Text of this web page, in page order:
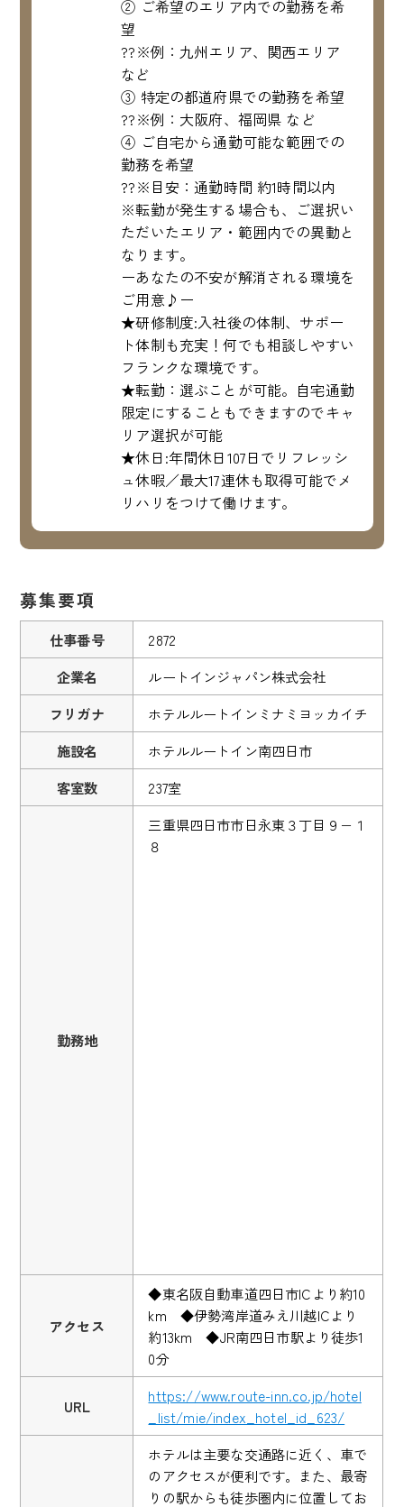
② ご希望のエリア内での勤務を希
望
??※例：九州エリア、関西エリア
など
③ 特定の都道府県での勤務を希望
??※例：大阪府、福岡県 など
④ ご自宅から通勤可能な範囲での
勤務を希望
??※目安：通勤時間 約1時間以内
※転勤が発生する場合も、ご選択い
ただいたエリア・範囲内での異動と
なります。
ーあなたの不安が解消される環境を
ご用意♪ー
★研修制度:入社後の体制、サポー
ト体制も充実！何でも相談しやすい
フランクな環境です。
★転勤：選ぶことが可能。自宅通勤
限定にすることもできますのでキャ
リア選択が可能
★休日:年間休日107日でリフレッシ
ュ休暇／最大17連休も取得可能でメ
リハリをつけて働けます。
募集要項
仕事番号
2872
企業名
ルートインジャパン株式会社
フリガナ
ホテルルートインミナミヨッカイチ
施設名
ホテルルートイン南四日市
客室数
237室
勤務地
三重県四日市市日永東３丁目９−１
８
アクセス
◆東名阪自動車道四日市ICより約10
km ◆伊勢湾岸道みえ川越ICより
約13km ◆JR南四日市駅より徒歩1
0分
URL
https://www.route-inn.co.jp/hotel
_list/mie/index_hotel_id_623/
ホテルは主要な交通路に近く、車で
のアクセスが便利です。また、最寄
りの駅からも徒歩圏内に位置してお